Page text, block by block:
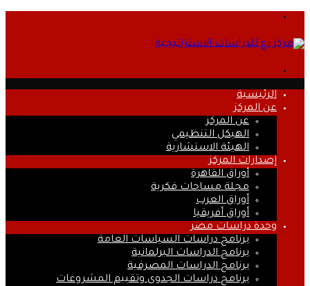
الرئيسية
عن المركز
عن المركز
الهيكل التنظيمي
الهيئة الاستشارية
إصدارات المركز
أوراق القاهرة
مجلة مساحات فكرية
أوراق العرب
أوراق أفريقيا
وحدة دراسات مصر
برنامج دراسات السياسات العامة
برنامج الدراسات البرلمانية
برنامج الدراسات المصرفية
برنامج دراسات الجدوى وتقييم المشروعات